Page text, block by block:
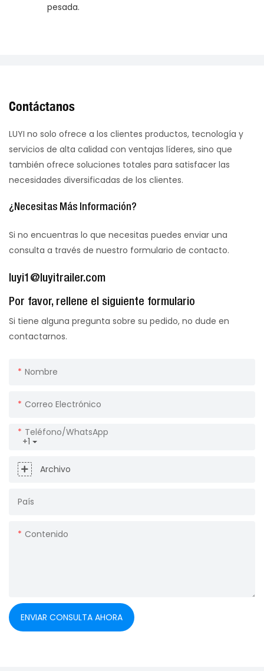
pesada.
Contáctanos
LUYI no solo ofrece a los clientes productos, tecnología y
servicios de alta calidad con ventajas líderes, sino que
también ofrece soluciones totales para satisfacer las
necesidades diversificadas de los clientes.
¿Necesitas Más Información?
Si no encuentras lo que necesitas puedes enviar una
consulta a través de nuestro formulario de contacto.
luyi1@luyitrailer.com
Por favor, rellene el siguiente formulario
Si tiene alguna pregunta sobre su pedido, no dude en
contactarnos.
Nombre
Correo Electrónico
+1
Teléfono/WhatsApp
Archivo
País
Contenido
ENVIAR CONSULTA AHORA